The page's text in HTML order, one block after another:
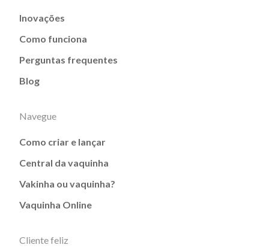
Inovações
Como funciona
Perguntas frequentes
Blog
Navegue
Como criar e lançar
Central da vaquinha
Vakinha ou vaquinha?
Vaquinha Online
Cliente feliz